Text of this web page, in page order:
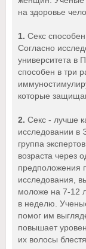
на здоровье
1. Секс
Согласно
университета в
способен в три
которые
2. Секс - лучше
исследовании в
группа
возраста через
предположения
исследования,
моложе на 7-12
в неделю.
помог им
повышает
их волосы